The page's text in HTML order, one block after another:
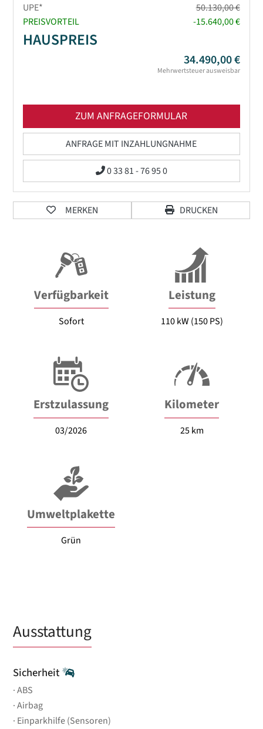
UPE*
50.130,00 €
PREISVORTEIL
-15.640,00 €
HAUSPREIS
34.490,00 €
Mehrwertsteuer ausweisbar
ZUM ANFRAGEFORMULAR
ANFRAGE MIT INZAHLUNGNAHME
0 33 81 - 76 95 0
MERKEN DRUCKEN
Verfügbarkeit
Sofort
Leistung
110 kW (150 PS)
Erstzulassung
03/2026
Kilometer
25 km
Umweltplakette
Grün
Ausstattung
Sicherheit
ABS
Airbag
Einparkhilfe (Sensoren)